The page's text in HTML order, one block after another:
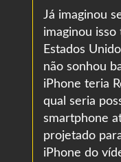
Já imaginou
imaginou
Estados
não sonhou
iPhone teria
qual seria
smartphone
projetado
iPhone do